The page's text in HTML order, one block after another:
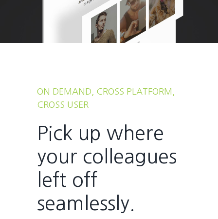
ON DEMAND, CROSS PLATFORM,
CROSS USER
Pick up where
your colleagues
left off
seamlessly.